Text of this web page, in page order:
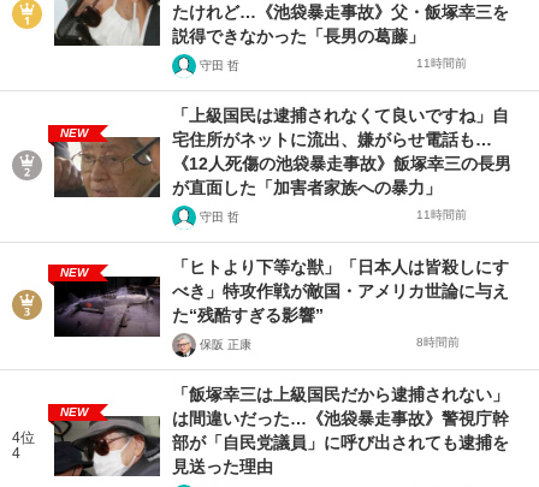
たけれど…《池袋暴走事故》父・飯塚幸三を
説得できなかった「長男の葛藤」
守田 哲 11時間前
NEW
「上級国民は逮捕されなくて良いですね」自
宅住所がネットに流出、嫌がらせ電話も…
《12人死傷の池袋暴走事故》飯塚幸三の長男
が直面した「加害者家族への暴力」
守田 哲 11時間前
NEW
「ヒトより下等な獣」「日本人は皆殺しにす
べき」特攻作戦が敵国・アメリカ世論に与え
た“残酷すぎる影響”
保阪 正康 8時間前
4位
4
NEW
「飯塚幸三は上級国民だから逮捕されない」
は間違いだった…《池袋暴走事故》警視庁幹
部が「自民党議員」に呼び出されても逮捕を
見送った理由